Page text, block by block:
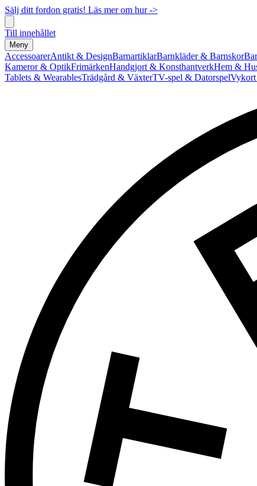
Sälj ditt fordon gratis! Läs mer om hur ->
Till innehållet
Meny
AccessoarerAntikt & DesignBarnartiklarBarnkläder & Barnskor
Kameror & OptikFrimärkenHandgjort & KonsthantverkHem &
Tablets & WearablesTrädgård & VäxterTV-spel & Datorspel